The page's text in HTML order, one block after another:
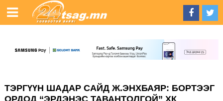
ТЭРГҮҮН ШАДАР САЙД Ж.ЭНХБАЯР: БОРТЭЭГ
ОРДОД “ЭРДЭНЭС ТАВАНТОЛГОЙ” ХК